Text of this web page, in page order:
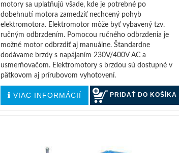
motory sa uplatňujú všade, kde je potrebné po
dobehnutí motora zamedziť nechcený pohyb
elektromotora. Elektromotor môže byť vybavený tzv.
ručným odbrzdením. Pomocou ručného odbrzdenia je
možné motor odbrzdiť aj manuálne. Štandardne
dodávame brzdy s napájaním 230V/400V AC a
usmerňovačom. Elektromotory s brzdou sú dostupné v
pätkovom aj prírubovom vyhotovení.
VIAC INFORMÁCIÍ PRIDAŤ DO KOŠÍKA